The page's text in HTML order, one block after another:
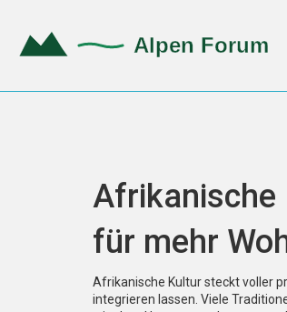
Afrikanische
für mehr
Afrikanische Kultur steckt voller
integrieren lassen. Viele